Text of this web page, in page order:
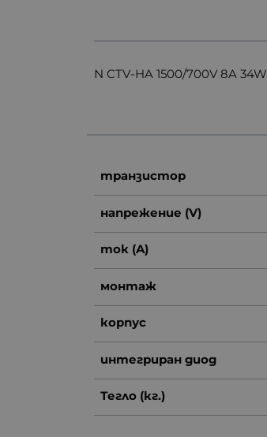
N CTV-HA 1500/700V 8A 34W
транзистор
напрежение (V)
ток (A)
монтаж
корпус
интегриран диод
Тегло (кг.)